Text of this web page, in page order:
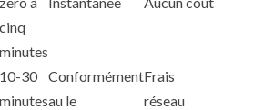
cinq
minutes
10-30
minutes
Conformément
au le
Frais
réseau